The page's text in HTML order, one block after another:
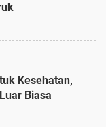
Kesehatan,
Biasa